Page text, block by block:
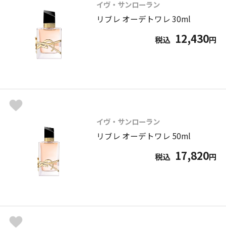
イヴ・サンローラン
リブレ オーデトワレ 30ml
税込 12,430円
イヴ・サンローラン
リブレ オーデトワレ 50ml
税込 17,820円